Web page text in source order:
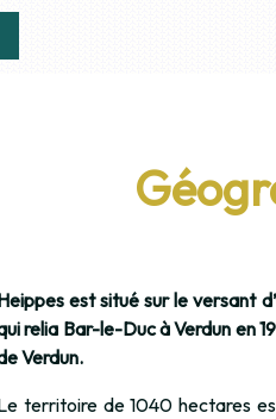
est situé sur le versant
relia Bar-le-Duc à Verdun en
Verdun.
territoire de 1040 hectares